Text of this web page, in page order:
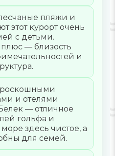
пляжи и
этот курорт очень
с детьми.
— близость
и
и отелями
— отличное
гольфа и
здесь чистое, а
для семей.